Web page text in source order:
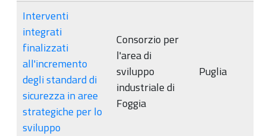
Interventi
integrati
finalizzati
all'incremento
degli standard di
sicurezza in aree
strategiche per lo
sviluppo
Consorzio per
l'area di
sviluppo
industriale di
Foggia
Puglia